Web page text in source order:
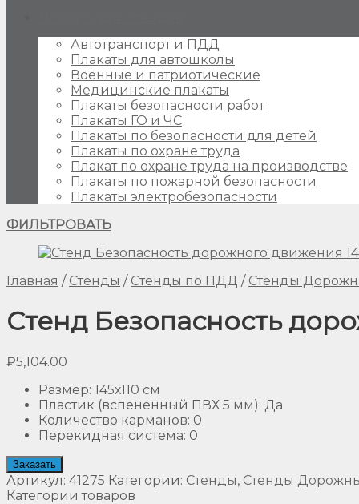
Автотранспорт и ПДД
Плакаты для автошколы
Военные и патриотические
Медицинские плакаты
Плакаты безопасности работ
Плакаты ГО и ЧС
Плакаты по безопасности для детей
Плакаты по охране труда
Плакат по охране труда на производстве
Плакаты по пожарной безопасности
Плакаты электробезопасности
ФИЛЬТРОВАТЬ
Главная / Стенды / Стенды по ПДД / Стенды
Стенд Безопасность
₽5,104.00
Размер: 145х110 см
Пластик (вспененный ПВХ 5 мм): Да
Количество карманов: 0
Перекидная система: 0
Заказать
Артикул: 41275 Категории: Стенды, Стенды
Категории товаров